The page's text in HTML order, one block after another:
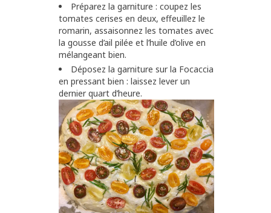
Préparez la garniture : coupez les
tomates cerises en deux, effeuillez le
romarin, assaisonnez les tomates avec
la gousse d’ail pilée et l’huile d’olive en
mélangeant bien.
Déposez la garniture sur la Focaccia
en pressant bien : laissez lever un
dernier quart d’heure.